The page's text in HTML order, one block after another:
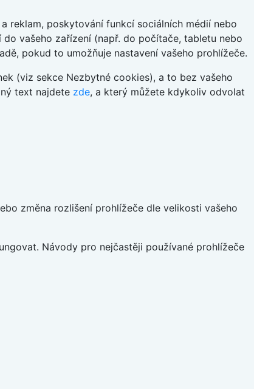
reklam, poskytování funkcí sociálních médií nebo
vašeho zařízení (např. do počítače, tabletu nebo
pokud to umožňuje nastavení vašeho prohlížeče.
(viz sekce Nezbytné cookies), a to bez vašeho
text najdete zde, a který můžete kdykoliv odvolat
změna rozlišení prohlížeče dle velikosti vašeho
Návody pro nejčastěji používané prohlížeče